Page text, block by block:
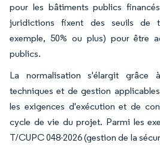
pour les bâtiments publics
juridictions fixent des seuils de
exemple, 50% ou plus) pour être
publics.
La normalisation s'élargit grâce
techniques et de gestion
les exigences d'exécution et de
cycle de vie du projet. Parmi les
T/CUPC 048-2026 (gestion de la